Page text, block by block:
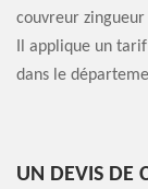
couvreur
Il applique un
dans le
UN DEVIS DE